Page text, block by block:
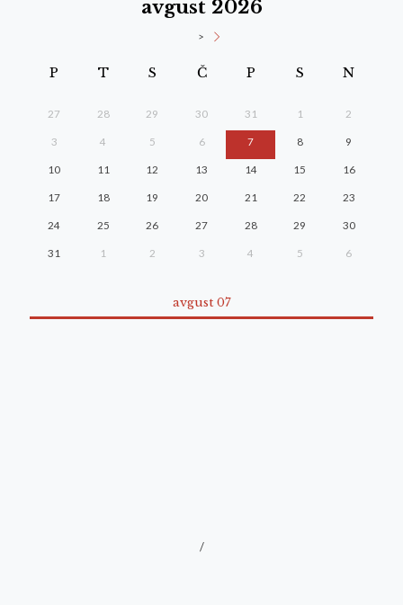
avgust 2026
>
P T S Č P S N
27 28 29 30 31 1 2
3 4 5 6 7 8 9
10 11 12 13 14 15 16
17 18 19 20 21 22 23
24 25 26 27 28 29 30
31 1 2 3 4 5 6
avgust 07
/